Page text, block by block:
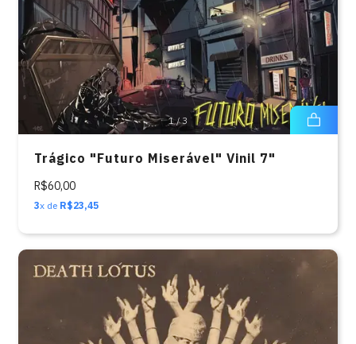
1/3
Trágico "Futuro Miserável" Vinil 7"
R$60,00
3x de R$23,45